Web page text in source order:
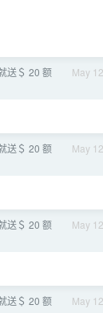
May 12
送＄ 20 额
May 12
送＄ 20 额
May 12
送＄ 20 额
May 12
送＄ 20 额